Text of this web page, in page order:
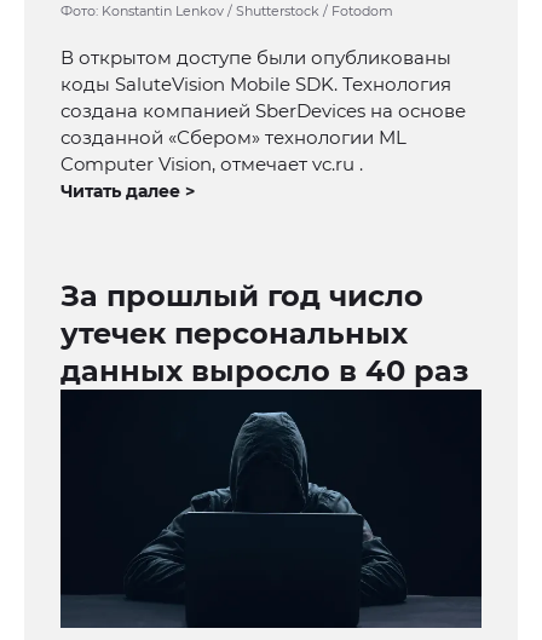
Фото: Konstantin Lenkov / Shutterstock / Fotodom
В открытом доступе были опубликованы
коды SaluteVision Mobile SDK. Технология
создана компанией SberDevices на основе
созданной «Сбером» технологии ML
Computer Vision, отмечает vc.ru .
Читать далее >
За прошлый год число
утечек персональных
данных выросло в 40 раз